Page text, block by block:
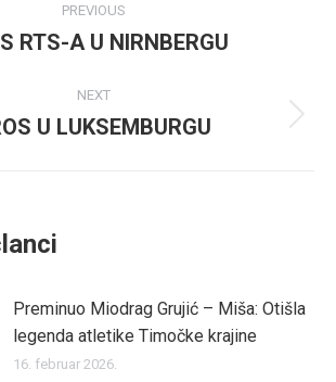
PREVIOUS
Previous
RTS-A U NIRNBERGU
NEXT
Next
U LUKSEMBURGU
Preminuo Miodrag Grujić – Miša: Otišla
legenda atletike Timočke krajine
16. februar 2026.